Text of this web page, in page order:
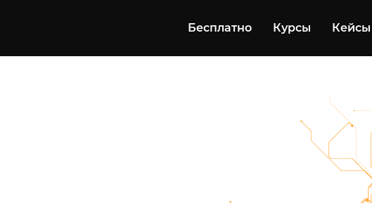
Бесплатно Курсы Кейсы